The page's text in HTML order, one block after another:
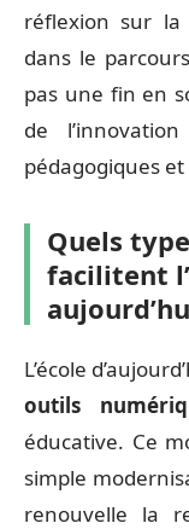
réflexion sur la
dans le
pas une fin en
de
pédagogiques
Quels
facilitent
L’école
outils
éducative. Ce
simple
renouvelle la